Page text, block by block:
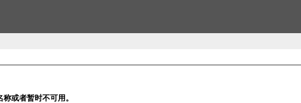
或者暂时不可用。